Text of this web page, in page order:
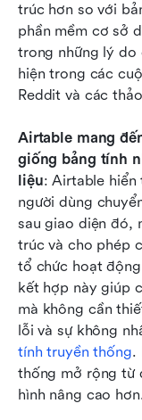
trúc hơn so với
phần mềm cơ sở
trong những lý do
hiện trong các
Reddit và các
Airtable mang
giống bảng tính
liệu: Airtable
người dùng
sau giao diện đó,
trúc và cho phép
tổ chức hoạt
kết hợp này giúp
mà không cần
lỗi và sự không
tính truyền thống.
thống mở rộng từ
hình nâng cao